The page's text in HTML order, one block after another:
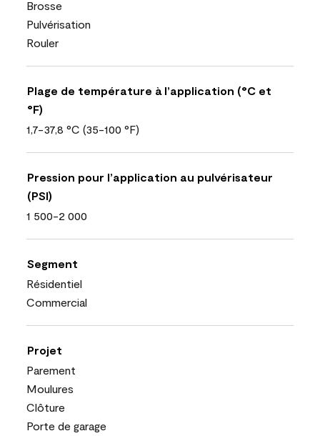
Brosse
Pulvérisation
Rouler
Plage de température à l’application (°C et
°F)
1,7-37,8 °C (35-100 °F)
Pression pour l’application au pulvérisateur
(PSI)
1 500-2 000
Segment
Résidentiel
Commercial
Projet
Parement
Moulures
Clôture
Porte de garage